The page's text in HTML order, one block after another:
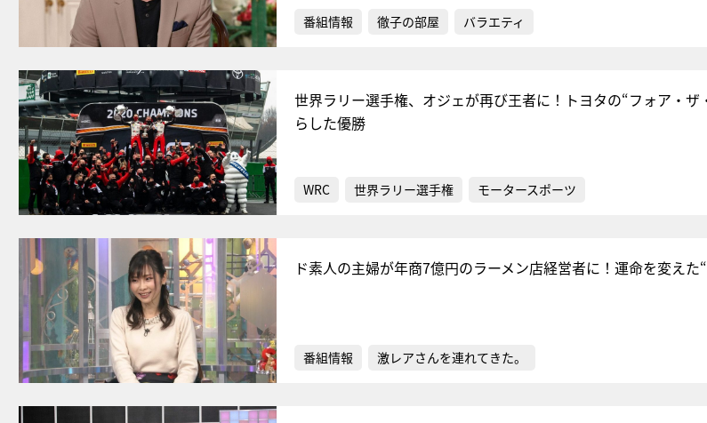
番組情報 徹子の部屋 バラエティ
世界ラリー選手権、オジェが再び王者に！トヨタの“フォア・ザ
らした優勝
WRC 世界ラリー選手権 モータースポーツ
ド素人の主婦が年商7億円のラーメン店経営者に！運命を変えた
番組情報 激レアさんを連れてきた。